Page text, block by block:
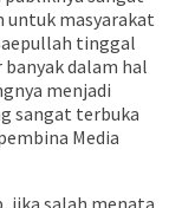
untuk masyarakat
tinggal
dalam hal
menjadi
sangat terbuka
Media